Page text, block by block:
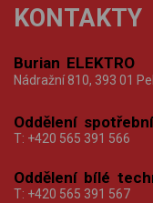
KONTAKTY
Burian ELEKTRO
Nádražní 810, 393 01
Oddělení
T: +420 565 391 566
Oddělení bílé
T: +420 565 391 567